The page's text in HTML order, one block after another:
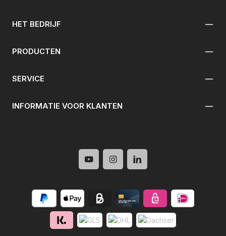
HET BEDRIJF
PRODUCTEN
SERVICE
INFORMATIE VOOR KLANTEN